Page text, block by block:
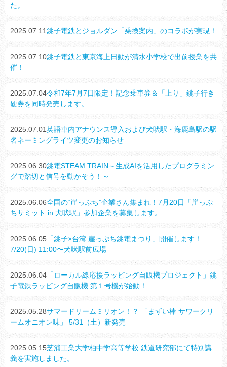
た。
2025.07.11銚子電鉄とジョルダン「乗換案内」のコラボが実現！
2025.07.10銚子電鉄と東京海上日動が清水小学校で出前授業を共
催！
2025.07.04令和7年7月7日限定！記念乗車券＆「上り」銚子行き
硬券を同時発売します。
2025.07.01英語車内アナウンス導入および犬吠駅・海鹿島駅の駅
名ネーミングライツ変更のお知らせ
2025.06.30銚電STEAM TRAIN～生成AIを活用したプログラミン
グで踏切と信号を動かそう！～
2025.06.06全国の“崖っぷち”企業さん集まれ！7月20日「崖っぷ
ちサミット in 犬吠駅」参加企業を募集します。
2025.06.05 「銚子×台湾 崖っぷち銚電まつり」開催します！
7/20(日) 11:00〜犬吠駅前広場
2025.06.04 「ローカル線応援ラッピング自販機プロジェクト」銚
子電鉄ラッピング自販機 第１号機が始動！
2025.05.28サマードリームミリオン！？ 「まずい棒 サワークリ
ームオニオン味」 5/31（土）新発売
2025.05.15芝浦工業大学柏中学高等学校 鉄道研究部にて特別講
義を実施しました。